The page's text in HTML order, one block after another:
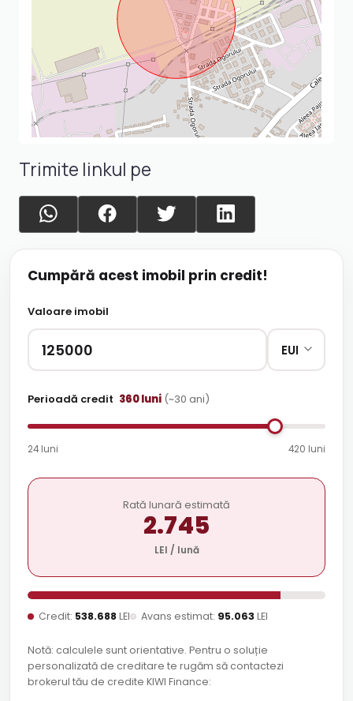
Trimite linkul pe
Cumpără acest imobil prin credit!
Valoare imobil
Perioadă credit 360luni (~30 ani)
24 luni 420 luni
Rată lunară estimată
2.745
LEI / lună
Credit: 538.688LEI Avans estimat: 95.063LEI
Notă: calculele sunt orientative. Pentru o soluție
personalizată de creditare te rugăm să contactezi
brokerul tău de credite KIWI Finance: